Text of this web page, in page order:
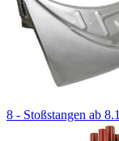
8 - Stoßstangen ab